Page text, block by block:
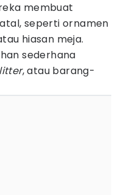
membuat
seperti ornamen
hiasan meja.
sederhana
, atau barang-